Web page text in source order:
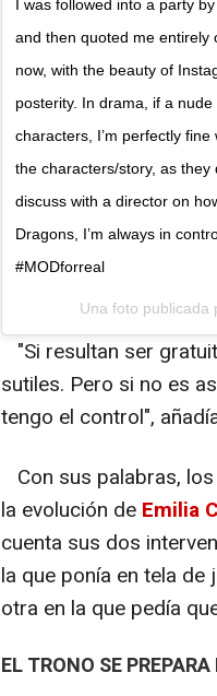
I was followed into a party
and then quoted me entirely
now, with the beauty of
posterity. In drama, if a
characters, I’m perfectly
the characters/story, as they
discuss with a director on
Dragons, I’m always in
#MODforreal
Una foto publicada
"Si resultan ser
sutiles. Pero si no es
tengo el control",
Con sus palabras,
la evolución de Emilia
cuenta sus dos
la que ponía en tela de
otra en la que pedía
EL TRONO SE